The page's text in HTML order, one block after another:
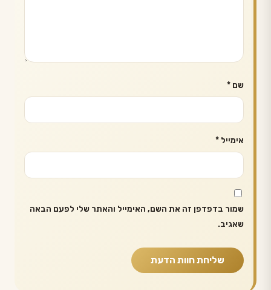
שם *
אימייל *
שמור בדפדפן זה את השם, האימייל והאתר שלי לפעם הבאה
שאגיב.